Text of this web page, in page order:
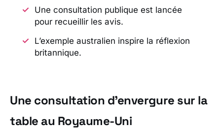
Une consultation publique est lancée
pour recueillir les avis.
L’exemple australien inspire la réflexion
britannique.
Une consultation d’envergure sur la
table au Royaume-Uni